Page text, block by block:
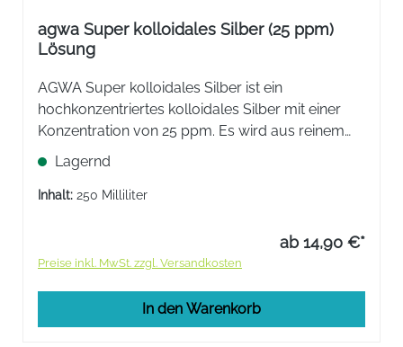
agwa Super kolloidales Silber (25 ppm)
Lösung
AGWA Super kolloidales Silber ist ein
hochkonzentriertes kolloidales Silber mit einer
Konzentration von 25 ppm. Es wird aus reinem
Silber hergestellt und ist frei von chemischen
Zusätzen.
Lagernd
Inhalt: 250 Milliliter
ab 14,90 €*
Preise inkl. MwSt. zzgl. Versandkosten
In den Warenkorb